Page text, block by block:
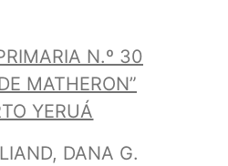
N.º 30
MATHERON”
YERUÁ
DANA G.